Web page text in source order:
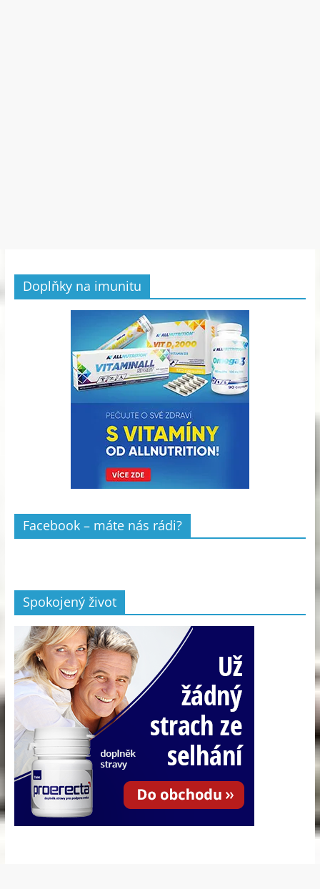
Doplňky na imunitu
Facebook – máte nás rádi?
Spokojený život